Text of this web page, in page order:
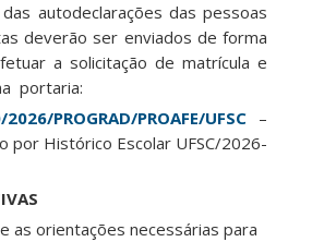
autodeclarações das pessoas
deverão ser enviados de forma
a solicitação de matrícula e
portaria:
PROGRAD/PROAFE/UFSC–
por Histórico Escolar UFSC/2026-
as orientações necessárias para